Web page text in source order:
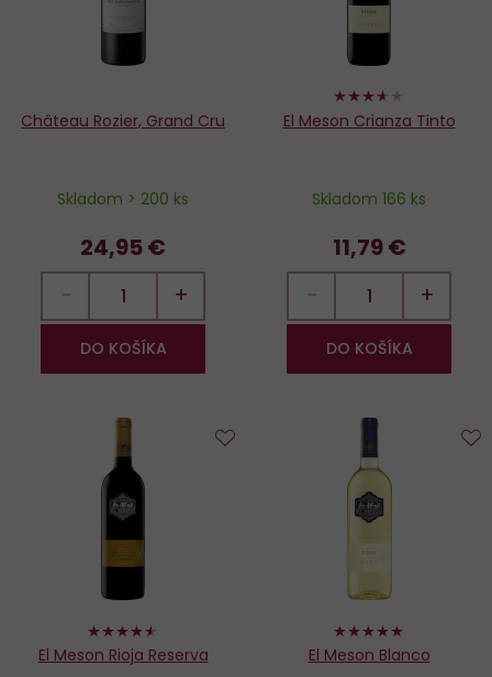
Château Rozier, Grand Cru
Skladom > 200 ks
24,95 €
− +
DO KOŠÍKA
72%
El Meson Crianza Tinto
Skladom 166 ks
11,79 €
− +
DO KOŠÍKA
90%
El Meson Rioja Reserva
100%
El Meson Blanco